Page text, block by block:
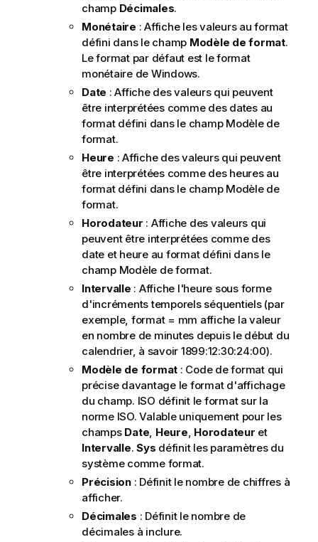
champ Décimales.
Monétaire : Affiche les valeurs au format
défini dans le champ Modèle de format.
Le format par défaut est le format
monétaire de Windows.
Date : Affiche des valeurs qui peuvent
être interprétées comme des dates au
format défini dans le champ Modèle de
format.
Heure : Affiche des valeurs qui peuvent
être interprétées comme des heures au
format défini dans le champ Modèle de
format.
Horodateur : Affiche des valeurs qui
peuvent être interprétées comme des
date et heure au format défini dans le
champ Modèle de format.
Intervalle : Affiche l'heure sous forme
d'incréments temporels séquentiels (par
exemple, format = mm affiche la valeur
en nombre de minutes depuis le début du
calendrier, à savoir 1899:12:30:24:00).
Modèle de format : Code de format qui
précise davantage le format d'affichage
du champ. ISO définit le format sur la
norme ISO. Valable uniquement pour les
champs Date Heure Horodateur et
Intervalle. Sys définit les paramètres du
système comme format.
Précision: Définit le nombre de chiffres à
afficher.
Décimales : Définit le nombre de
décimales à inclure.